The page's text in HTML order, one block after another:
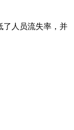
了人员流失率，并